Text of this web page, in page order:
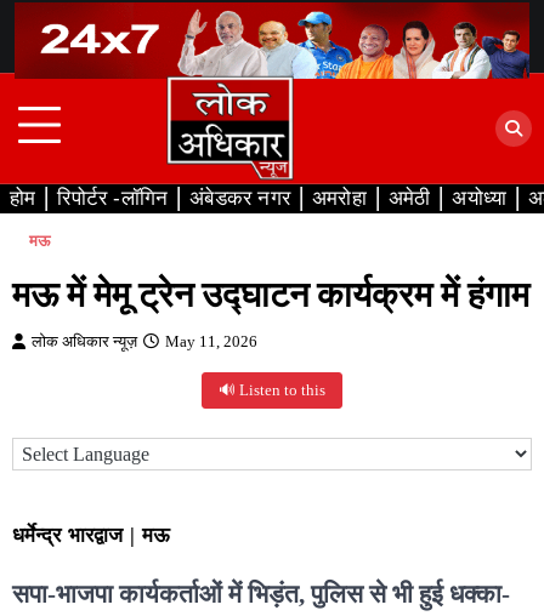
content
होम रिपोर्टर -लॉगिन अंबेडकर नगर अमरोहा अमेठी अयोध्या
मऊ
मऊ में मेमू ट्रेन उद्घाटन कार्यक्रम में हंगाम
लोक अधिकार न्यूज़ May 11, 2026
🔊 Listen to this
धर्मेन्द्र भारद्वाज |मऊ
सपा-भाजपा कार्यकर्ताओं में भिड़ंत, पुलिस से भी हुई धक्का-